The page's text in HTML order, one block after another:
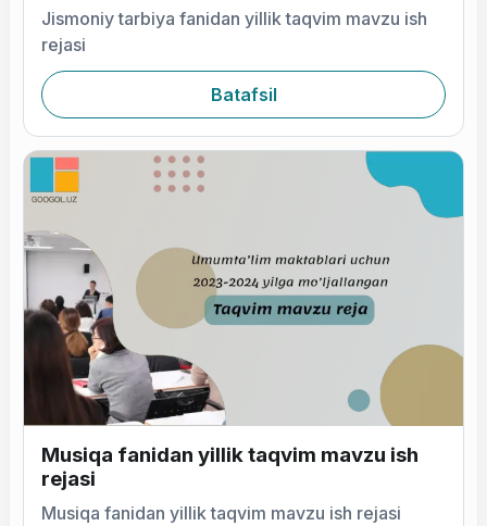
Jismoniy tarbiya fanidan yillik taqvim mavzu ish
rejasi
Batafsil
Musiqa fanidan yillik taqvim mavzu ish
rejasi
Musiqa fanidan yillik taqvim mavzu ish rejasi